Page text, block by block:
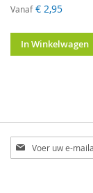
Vanaf € 2,95
In Winkelwagen
Abonneer
u